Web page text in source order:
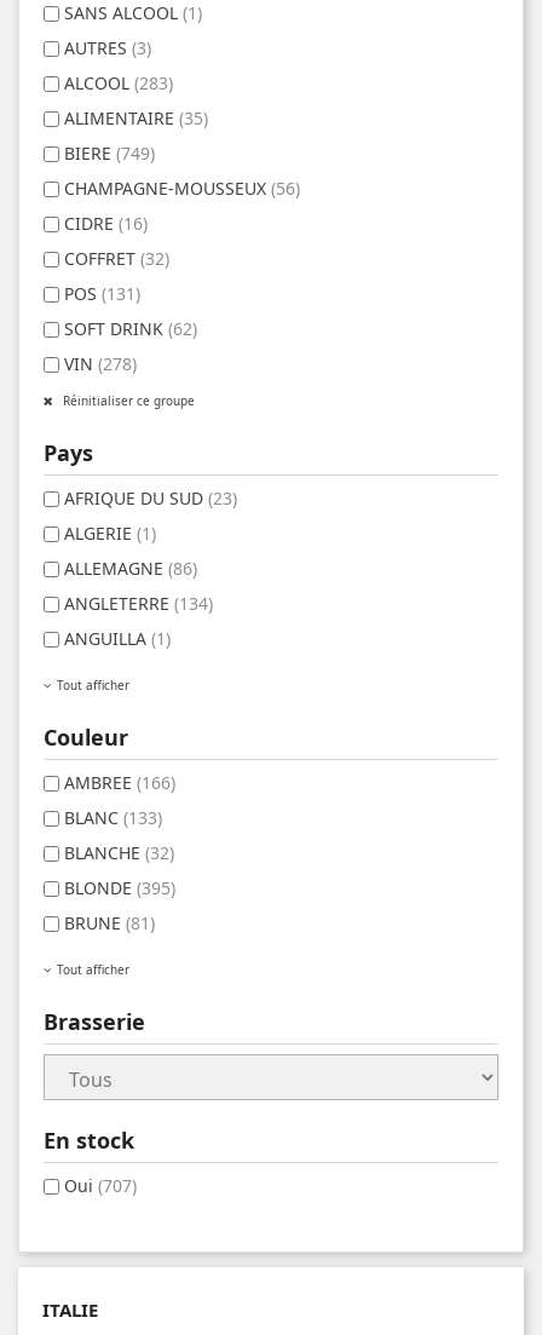
SANS ALCOOL (1)
AUTRES (3)
ALCOOL (283)
ALIMENTAIRE (35)
BIERE (749)
CHAMPAGNE-MOUSSEUX (56)
CIDRE (16)
COFFRET (32)
POS (131)
SOFT DRINK (62)
VIN (278)
Réinitialiser ce groupe
Pays
AFRIQUE DU SUD (23)
ALGERIE (1)
ALLEMAGNE (86)
ANGLETERRE (134)
ANGUILLA (1)
Tout afficher
Couleur
AMBREE (166)
BLANC (133)
BLANCHE (32)
BLONDE (395)
BRUNE (81)
Tout afficher
Brasserie
En stock
Oui (707)
ITALIE